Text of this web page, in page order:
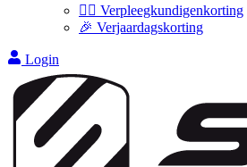
👩‍⚕️ Verpleegkundigenkorting
🎉 Verjaardagskorting
Login